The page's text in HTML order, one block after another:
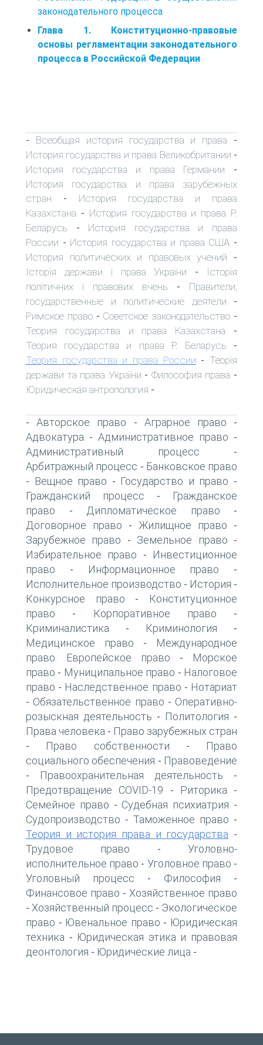
законодательного процесса
Глава 1. Конституционно-правовые
основы регламентации законодательного
процесса в Российской Федерации
- Всеобщая история государства и права -
История государства и права Великобритании -
История государства и права Германии -
История государства и права зарубежных
стран - История государства и права
Казахстана - История государства и права Р.
Беларусь - История государства и права
России - История государства и права США -
История политических и правовых учений -
Історія держави і права України -
Історія
політичних і правових вчень - Правители,
государственные и политические деятели -
Римское право- Советское законодательство -
Теория государства и права Казахстана -
Теория государства и права Р. Беларусь -
Теория государства и права России - Теорія
держави та права України - Философия права -
Юридическая антропология -
-Авторское право - Аграрное право -
Адвокатура - Административное право -
Административный процесс -
Арбитражный процесс - Банковское право
- Вещное право - Государство и право -
Гражданский процесс -
Гражданское
право - Дипломатическое право -
Договорное право - Жилищное право -
Зарубежное право - Земельное право -
Избирательное право -
Инвестиционное
право - Информационное право -
Исполнительное производство - История -
Конкурсное право -
Конституционное
право - Корпоративное право -
Криминалистика - Криминология -
Медицинское право -
Международное
право. Европейское право -
Морское
право - Муниципальное право - Налоговое
право - Наследственное право - Нотариат
- Обязательственное право - Оперативно-
розыскная деятельность - Политология -
Права человека - Право зарубежных стран
- Право собственности -
Право
социального обеспечения - Правоведение
- Правоохранительная деятельность -
Предотвращение COVID-19 - Риторика -
Семейное право - Судебная психиатрия -
Судопроизводство - Таможенное право -
Теория и история права и государства -
Трудовое право -Уголовно-
исполнительное право - Уголовное право -
Уголовный процесс - Философия -
Финансовое право - Хозяйственное право
- Хозяйственный процесс - Экологическое
право - Ювенальное право - Юридическая
техника - Юридическая этика и правовая
деонтология - Юридические лица -